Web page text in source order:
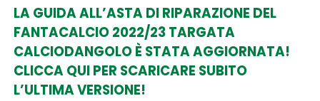
LA GUIDA ALL’ASTA DI RIPARAZIONE DEL
FANTACALCIO 2022/23 TARGATA
CALCIODANGOLO È STATA AGGIORNATA!
CLICCA QUI PER SCARICARE SUBITO
L’ULTIMA VERSIONE!